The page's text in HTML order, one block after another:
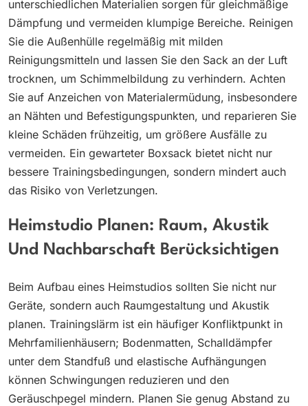
unterschiedlichen Materialien sorgen für gleichmäßige
Dämpfung und vermeiden klumpige Bereiche. Reinigen
Sie die Außenhülle regelmäßig mit milden
Reinigungsmitteln und lassen Sie den Sack an der Luft
trocknen, um Schimmelbildung zu verhindern. Achten
Sie auf Anzeichen von Materialermüdung, insbesondere
an Nähten und Befestigungspunkten, und reparieren Sie
kleine Schäden frühzeitig, um größere Ausfälle zu
vermeiden. Ein gewarteter Boxsack bietet nicht nur
bessere Trainingsbedingungen, sondern mindert auch
das Risiko von Verletzungen.
Heimstudio Planen: Raum, Akustik
Und Nachbarschaft Berücksichtigen
Beim Aufbau eines Heimstudios sollten Sie nicht nur
Geräte, sondern auch Raumgestaltung und Akustik
planen. Trainingslärm ist ein häufiger Konfliktpunkt in
Mehrfamilienhäusern; Bodenmatten, Schalldämpfer
unter dem Standfuß und elastische Aufhängungen
können Schwingungen reduzieren und den
Geräuschpegel mindern. Planen Sie genug Abstand zu